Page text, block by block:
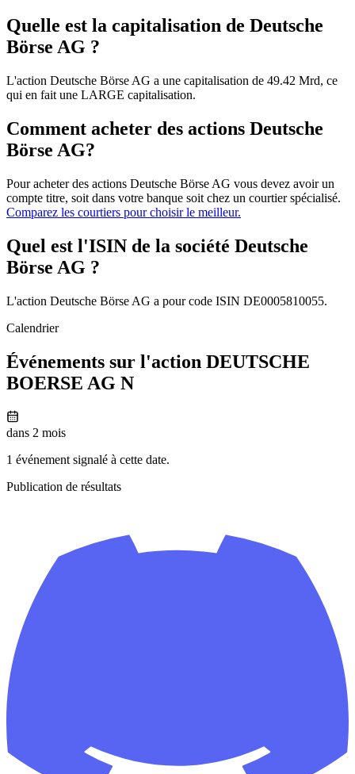
Quelle est la capitalisation de Deutsche
Börse AG ?
L'action Deutsche Börse AG a une capitalisation de 49.42 Mrd, ce
qui en fait une LARGE capitalisation.
Comment acheter des actions Deutsche
Börse AG?
Pour acheter des actions Deutsche Börse AG vous devez avoir un
compte titre, soit dans votre banque soit chez un courtier spécialisé.
Comparez les courtiers pour choisir le meilleur.
Quel est l'ISIN de la société Deutsche
Börse AG ?
L'action Deutsche Börse AG a pour code ISIN DE0005810055.
Calendrier
Événements sur l'action DEUTSCHE
BOERSE AG N
dans 2 mois
1 événement signalé à cette date.
Publication de résultats